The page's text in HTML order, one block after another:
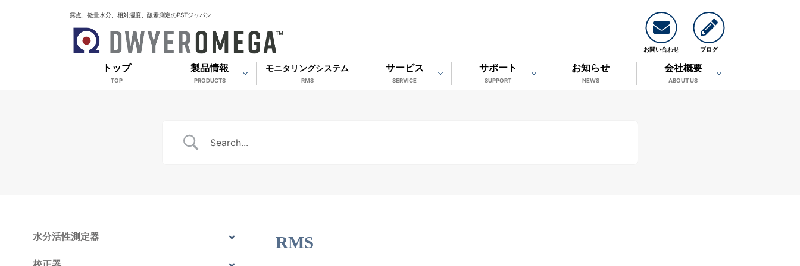
露点、微量水分、相対湿度、酸素測定のPSTジャパン
お問い合わせ ブログ
トップ
TOP
製品情報
PRODUCTS
モニタリングシステム
RMS
サービス
SERVICE
サポート
SUPPORT
お知らせ
NEWS
会社概要
ABOUT US
水分活性測定器 RMS